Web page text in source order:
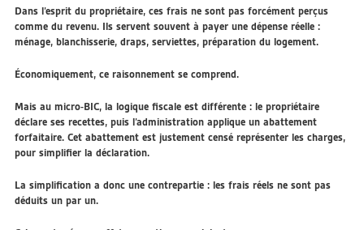
Dans l’esprit du propriétaire, ces frais ne sont pas forcément perçus
comme du revenu. Ils servent souvent à payer une dépense réelle :
ménage, blanchisserie, draps, serviettes, préparation du logement.
Économiquement, ce raisonnement se comprend.
Mais au micro-BIC, la logique fiscale est différente : le propriétaire
déclare ses recettes, puis l’administration applique un abattement
forfaitaire. Cet abattement est justement censé représenter les charges,
pour simplifier la déclaration.
La simplification a donc une contrepartie : les frais réels ne sont pas
déduits un par un.